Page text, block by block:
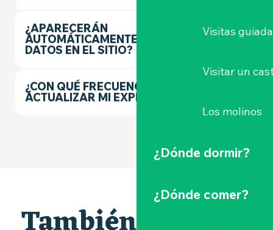
Visitas
Visitar un
Los molinos
¿Dónde dormir?
¿Dónde comer?
¿APARECERÁN
AUTOMÁTICAMENTE MIS
DATOS EN EL SITIO?
¿CON QUÉ FRECUENCIA DEBO
ACTUALIZAR MI EXPEDIENTE?